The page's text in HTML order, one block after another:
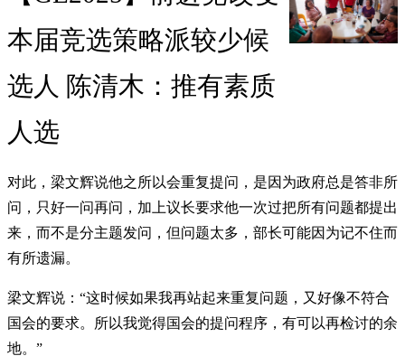
本届竞选策略派较少候
选人 陈清木：推有素质
人选
对此，梁文辉说他之所以会重复提问，是因为政府总是答非所
问，只好一问再问，加上议长要求他一次过把所有问题都提出
来，而不是分主题发问，但问题太多，部长可能因为记不住而
有所遗漏。
梁文辉说：“这时候如果我再站起来重复问题，又好像不符合
国会的要求。所以我觉得国会的提问程序，有可以再检讨的余
地。”